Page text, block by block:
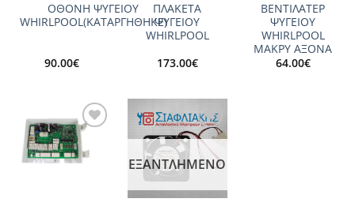
ΟΘΟΝΗ ΨΥΓΕΙΟΥ
WHIRLPOOL(ΚΑΤΑΡΓΗΘΗΚΕ)
90.00€
ΠΛΑΚΕΤΑ
ΨΥΓΕΙΟΥ
WHIRLPOOL
173.00€
ΒΕΝΤΙΛΑΤΕΡ
ΨΥΓΕΙΟΥ
WHIRLPOOL
ΜΑΚΡΥ ΑΞΟΝΑ
64.00€
Add to
wishlist
Add to
wishlist
ΕΞΑΝΤΛΗΜΈΝΟ